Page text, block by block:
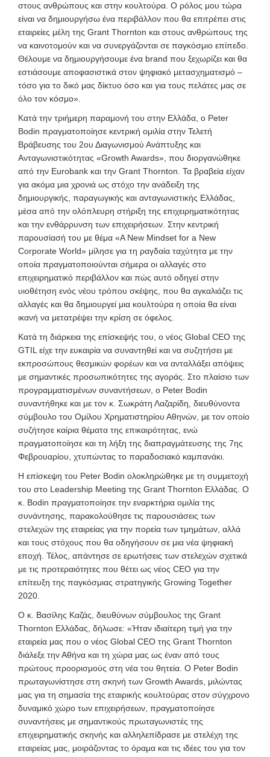
στους ανθρώπους και στην κουλτούρα. Ο ρόλος μου τώρα
είναι να δημιουργήσω ένα περιβάλλον που θα επιτρέπει στις
εταιρείες μέλη της Grant Thornton και στους ανθρώπους της
να καινοτομούν και να συνεργάζονται σε παγκόσμιο επίπεδο.
Θέλουμε να δημιουργήσουμε ένα brand που ξεχωρίζει και θα
εστιάσουμε αποφασιστικά στον ψηφιακό μετασχηματισμό –
τόσο για το δικό μας δίκτυο όσο και για τους πελάτες μας σε
όλο τον κόσμο».
Κατά την τριήμερη παραμονή του στην Ελλάδα, ο Peter
Bodin πραγματοποίησε κεντρική ομιλία στην Τελετή
Βράβευσης του 2ου Διαγωνισμού Ανάπτυξης και
Ανταγωνιστικότητας «Growth Awards», που διοργανώθηκε
από την Eurobank και την Grant Thornton. Τα βραβεία είχαν
για ακόμα μια χρονιά ως στόχο την ανάδειξη της
δημιουργικής, παραγωγικής και ανταγωνιστικής Ελλάδας,
μέσα από την ολόπλευρη στήριξη της επιχειρηματικότητας
και την ενθάρρυνση των επιχειρήσεων. Στην κεντρική
παρουσίασή του με θέμα «A New Mindset for a New
Corporate World» μίλησε για τη ραγδαία ταχύτητα με την
οποία πραγματοποιούνται σήμερα οι αλλαγές στο
επιχειρηματικό περιβάλλον και πώς αυτό οδηγεί στην
υιοθέτηση ενός νέου τρόπου σκέψης, που θα αγκαλιάζει τις
αλλαγές και θα δημιουργεί μια κουλτούρα η οποία θα είναι
ικανή να μετατρέψει την κρίση σε όφελος.
Κατά τη διάρκεια της επίσκεψής του, ο νέος Global CEO της
GTIL είχε την ευκαιρία να συναντηθεί και να συζητήσει με
εκπροσώπους θεσμικών φορέων και να ανταλλάξει απόψεις
με σημαντικές προσωπικότητες της αγοράς. Στο πλαίσιο των
προγραμματισμένων συναντήσεων, ο Peter Bodin
συναντήθηκε και με τον κ. Σωκράτη Λαζαρίδη, διευθύνοντα
σύμβουλο του Ομίλου Χρηματιστηρίου Αθηνών, με τον οποίο
συζήτησε καίρια θέματα της επικαιρότητας, ενώ
πραγματοποίησε και τη λήξη της διαπραγμάτευσης της 7ης
Φεβρουαρίου, χτυπώντας το παραδοσιακό καμπανάκι.
Η επίσκεψη του Peter Bodin ολοκληρώθηκε με τη συμμετοχή
του στο Leadership Meeting της Grant Thornton Ελλάδας. Ο
κ. Bodin πραγματοποίησε την εναρκτήρια ομιλία της
συνάντησης, παρακολούθησε τις παρουσιάσεις των
στελεχών της εταιρείας για την πορεία των τμημάτων, αλλά
και τους στόχους που θα οδηγήσουν σε μια νέα ψηφιακή
εποχή. Τέλος, απάντησε σε ερωτήσεις των στελεχών σχετικά
με τις προτεραιότητες που θέτει ως νέος CEO για την
επίτευξη της παγκόσμιας στρατηγικής Growing Together
2020.
Ο κ. Βασίλης Καζάς, διευθύνων σύμβουλος της Grant
Thornton Ελλάδας, δήλωσε: «Ήταν ιδιαίτερη τιμή για την
εταιρεία μας που ο νέος Global CEO της Grant Thornton
διάλεξε την Αθήνα και τη χώρα μας ως έναν από τους
πρώτους προορισμούς στη νέα του θητεία. Ο Peter Bodin
πρωταγωνίστησε στη σκηνή των Growth Awards, μιλώντας
μας για τη σημασία της εταιρικής κουλτούρας στον σύγχρονο
δυναμικό χώρο των επιχειρήσεων, πραγματοποίησε
συναντήσεις με σημαντικούς πρωταγωνιστές της
επιχειρηματικής σκηνής και αλληλεπίδρασε με στελέχη της
εταιρείας μας, μοιράζοντας το όραμα και τις ιδέες του για τον